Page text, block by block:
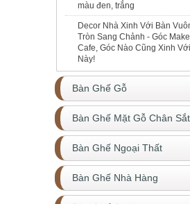
màu đen, trắng
Decor Nhà Xinh Với Bàn
Tròn Sang Chảnh - Góc
Cafe, Góc Nào Cũng Xinh
Này!
Bàn Ghế Gỗ
Bàn Ghế Mặt Gỗ Chân Sắt
Bàn Ghế Ngoại Thất
Bàn Ghế Nhà Hàng